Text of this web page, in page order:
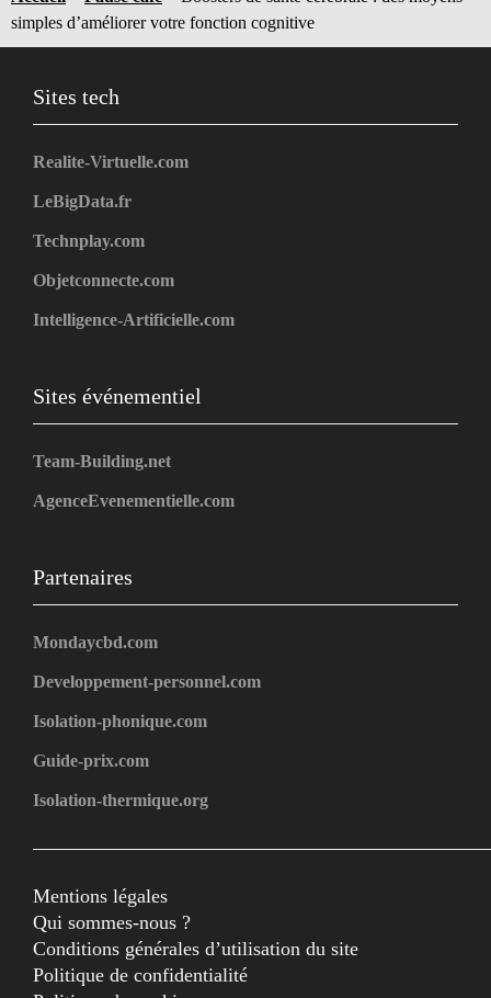
simples d’améliorer votre fonction cognitive
Sites tech
Realite-Virtuelle.com
LeBigData.fr
Technplay.com
Objetconnecte.com
Intelligence-Artificielle.com
Sites événementiel
Team-Building.net
AgenceEvenementielle.com
Partenaires
Mondaycbd.com
Developpement-personnel.com
Isolation-phonique.com
Guide-prix.com
Isolation-thermique.org
Mentions légales
Qui sommes-nous ?
Conditions générales d’utilisation du site
Politique de confidentialité